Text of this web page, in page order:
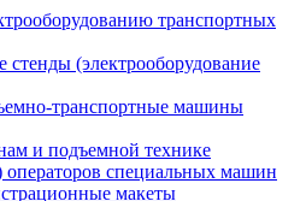
транспортных
(электрооборудование
транспортные машины
и подъемной технике
операторов специальных машин
макеты